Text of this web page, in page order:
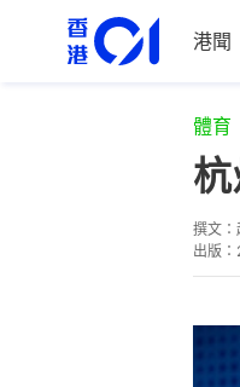
港聞
體育
撰文：
出版：